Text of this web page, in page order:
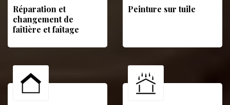
Réparation et
changement de
faîtière et faîtage
Peinture sur tuile